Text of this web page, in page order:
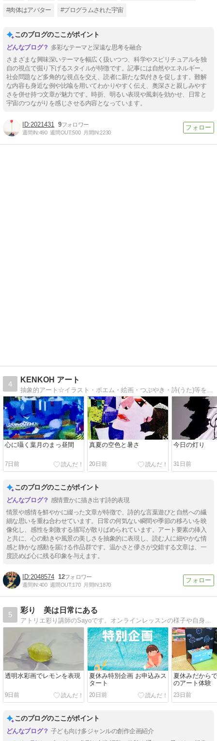
#肉体はアバター #プログラムされた宇宙
このブログのここがポイント
多彩なテーマと深遠な思考を融合
さまざまな興味深いテーマを幅広く扱いつつ、科学やスピリチュアルを独
自の視点で掘り下げるスタイルが特徴です。記事には自然やエネルギー、
社会問題など多角的な視点を交え、読者に新たな気付きを促します。難解
な内容も身近な例や比喩を用いてわかりやすく伝え、奥深さと親しみやす
さを併せ持つ文章が魅力です。時折、明るい表現や風刺を効かせ、日常と
宇宙のつながりを感じさせる内容となっています。
2021431 9
週間IN:490 週間OUT:500 月間IN:2230
4
KENKOH アート
心に囁く葉月のまっ昼間
7日前
真夏の空色と暑さ
20日前
今日の灯り
31日前
このブログのここがポイント
感情豊かに描き出す詩的表現
情景や感情を鮮やかに綴った文章が特徴で、詩的な言葉遊びと自然への繊
細な思いを重ね合わせています。日常の何気ない瞬間や季節の移ろいを映
像化し、感性を刺激する描写が散りばめられています。アート要素の挿入
と共に、心の動きや風景の美しさを抽象的に表現し、読む人に細やかな情
感と静かな感動を届ける作品群です。温かさと儚さが交錯する文章は、一
度読めば心に残る印象を与えます。
2048574 12
週間IN:400 週間OUT:170 月間IN:1870
5
彩り 美は日常にある
アトリエ彩り講師のSayoです。オンラインレッスンの様子や自身の制作の様子を載せています。子育てを機に、制作や美術を学んできた経験、絵の描き方、画材などについて発信していきます。
透明水彩画でレモンを表現
9日前
夏休み特別企画 お申込みス
タート
20日前
夏休みだから
のアート体験
23日前
このブログのここがポイント
子ども向け多ジャンルの創作企画紹介